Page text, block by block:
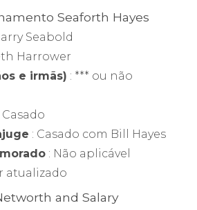
Seaforth Hayes
Seabold
Harrower
e irmãs) : *** ou não
Casado
: Casado com Bill Hayes
: Não aplicável
atualizado
and Salary